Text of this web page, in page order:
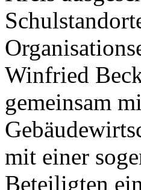
Winfried
gemeinsam
mit einer
Beteiligten